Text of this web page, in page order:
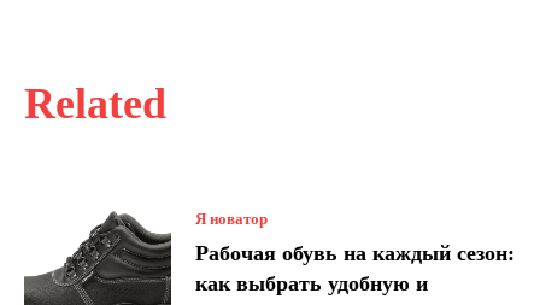
Related
Я новатор
Рабочая обувь на каждый сезон:
как выбрать удобную и